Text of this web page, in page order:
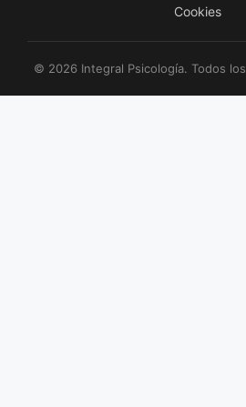
Cookies
© 2026 Integral Psicología. Todos